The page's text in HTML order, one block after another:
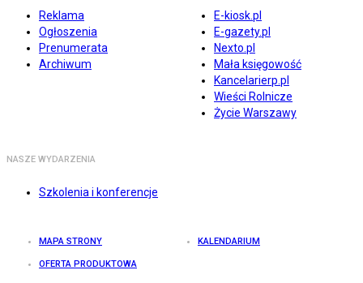
Reklama
Ogłoszenia
Prenumerata
Archiwum
E-kiosk.pl
E-gazety.pl
Nexto.pl
Mała księgowość
Kancelarierp.pl
Wieści Rolnicze
Życie Warszawy
NASZE WYDARZENIA
Szkolenia i konferencje
MAPA STRONY KALENDARIUM
OFERTA PRODUKTOWA